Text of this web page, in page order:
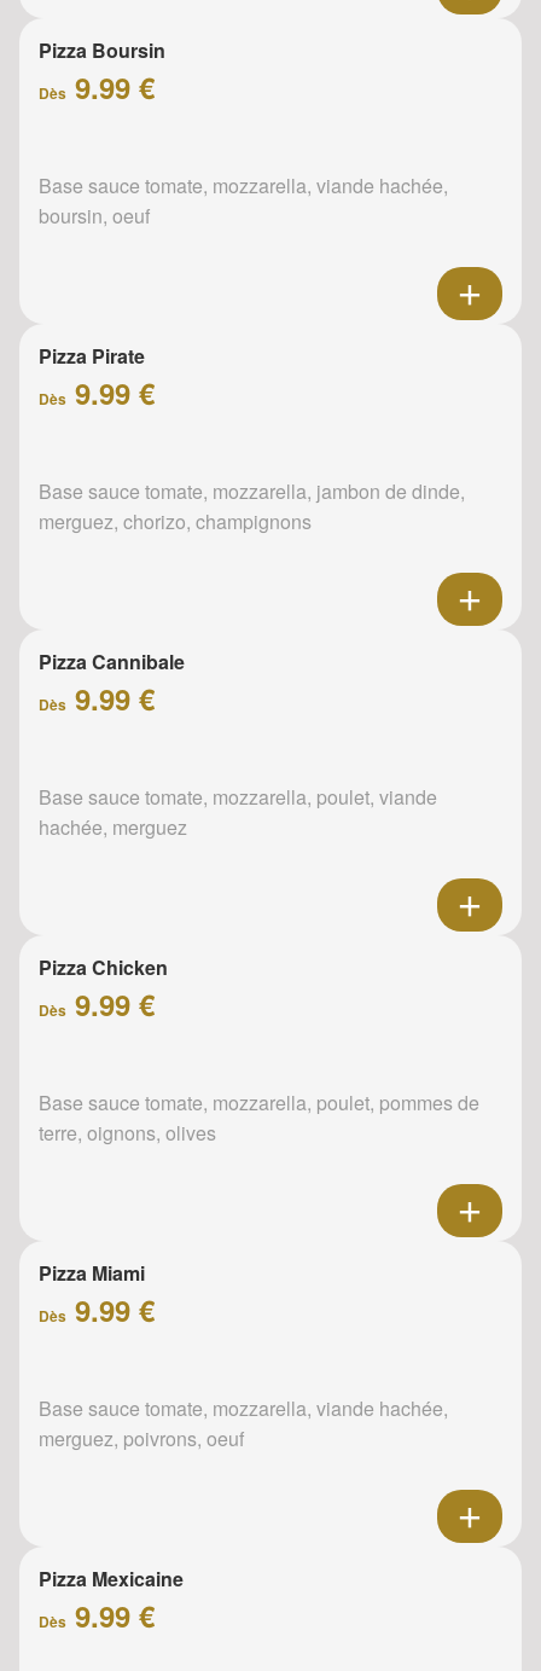
Pizza Boursin
Dès 9.99 €
Base sauce tomate, mozzarella, viande hachée,
boursin, oeuf
Pizza Pirate
Dès 9.99 €
Base sauce tomate, mozzarella, jambon de dinde,
merguez, chorizo, champignons
Pizza Cannibale
Dès 9.99 €
Base sauce tomate, mozzarella, poulet, viande
hachée, merguez
Pizza Chicken
Dès 9.99 €
Base sauce tomate, mozzarella, poulet, pommes de
terre, oignons, olives
Pizza Miami
Dès 9.99 €
Base sauce tomate, mozzarella, viande hachée,
merguez, poivrons, oeuf
Pizza Mexicaine
Dès 9.99 €